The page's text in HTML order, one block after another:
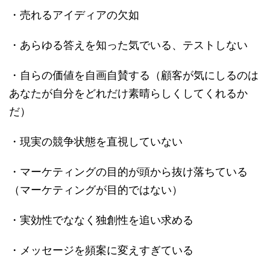
・売れるアイディアの欠如
・あらゆる答えを知った気でいる、テストしない
・自らの価値を自画自賛する（顧客が気にしるのは
あなたが自分をどれだけ素晴らしくしてくれるか
だ）
・現実の競争状態を直視していない
・マーケティングの目的が頭から抜け落ちている
（マーケティングが目的ではない）
・実効性でななく独創性を追い求める
・メッセージを頻案に変えすぎている